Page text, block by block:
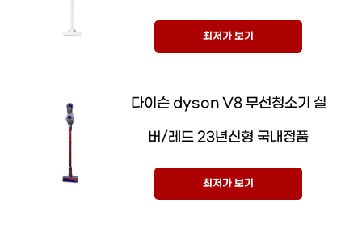
최저가 보기
다이슨 dyson V8 무선청소기 실
버/레드 23년신형 국내정품
최저가 보기